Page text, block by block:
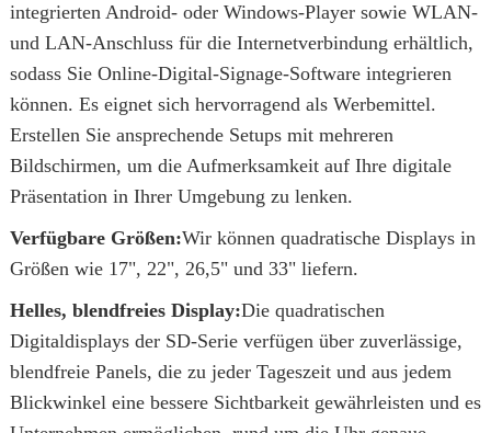
integrierten Android- oder Windows-Player sowie WLAN-
und LAN-Anschluss für die Internetverbindung erhältlich,
sodass Sie Online-Digital-Signage-Software integrieren
können. Es eignet sich hervorragend als Werbemittel.
Erstellen Sie ansprechende Setups mit mehreren
Bildschirmen, um die Aufmerksamkeit auf Ihre digitale
Präsentation in Ihrer Umgebung zu lenken.
Verfügbare Größen:Wir können quadratische Displays in
Größen wie 17", 22", 26,5" und 33" liefern.
Helles, blendfreies Display:Die quadratischen
Digitaldisplays der SD-Serie verfügen über zuverlässige,
blendfreie Panels, die zu jeder Tageszeit und aus jedem
Blickwinkel eine bessere Sichtbarkeit gewährleisten und es